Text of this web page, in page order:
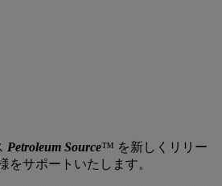
Petroleum Source™ を新しくリリー
をサポートいたします。